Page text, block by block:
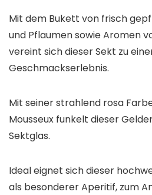
Mit dem Bukett von frisch
und Pflaumen sowie Aromen
vereint sich dieser Sekt zu
Geschmackserlebnis.
Mit seiner strahlend rosa
Mousseux funkelt dieser
Sektglas.
Ideal eignet sich dieser
als besonderer Aperitif, zum